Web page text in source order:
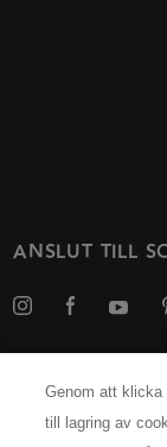
ANSLUT TILL
Genom att
till lagring av